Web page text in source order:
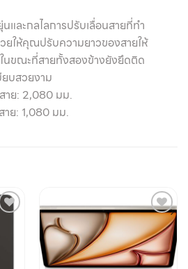
และกลไลการปรับเลื่อนสายที่ทำ
ยให้คุณปรับความยาวของสายให้
นขณะที่สายทั้งสองข้างยังยึดติด
ยบสวยงาม
าย: 2,080 มม.
ย: 1,080 มม.
Add to
wishlist